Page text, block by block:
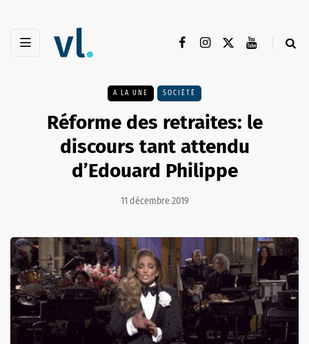
A LA UNE SOCIÉTÉ
Réforme des retraites: le
discours tant attendu
d’Edouard Philippe
11 décembre 2019